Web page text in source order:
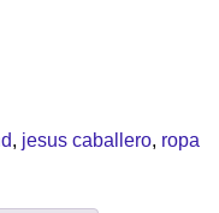
, jesus caballero, ropa